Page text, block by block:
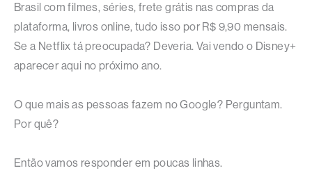
Brasil com filmes, séries, frete grátis nas compras da
plataforma, livros online, tudo isso por R$ 9,90 mensais.
Se a Netflix tá preocupada? Deveria. Vai vendo o Disney+
aparecer aqui no próximo ano.
O que mais as pessoas fazem no Google? Perguntam.
Por quê?
Então vamos responder em poucas linhas.